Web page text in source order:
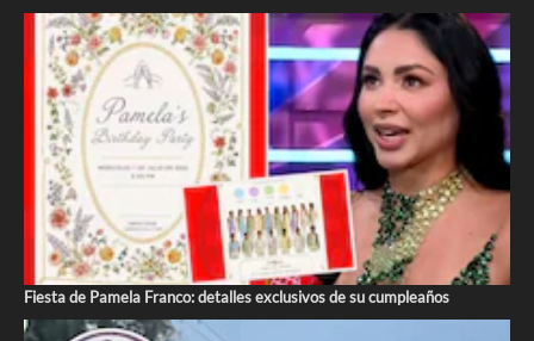
Fiesta de Pamela Franco: detalles exclusivos de su cumpleaños